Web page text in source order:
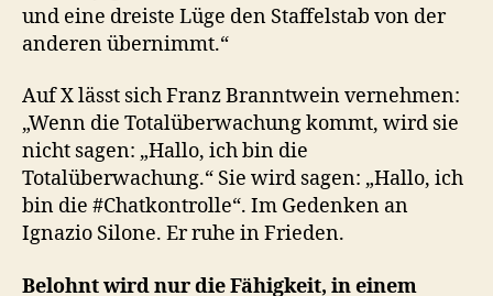
und eine dreiste Lüge den Staffelstab von der
anderen übernimmt.“
Auf X lässt sich Franz Branntwein vernehmen:
„Wenn die Totalüberwachung kommt, wird sie
nicht sagen: „Hallo, ich bin die
Totalüberwachung.“ Sie wird sagen: „Hallo, ich
bin die #Chatkontrolle“. Im Gedenken an
Ignazio Silone. Er ruhe in Frieden.
Belohnt wird nur die Fähigkeit, in einem